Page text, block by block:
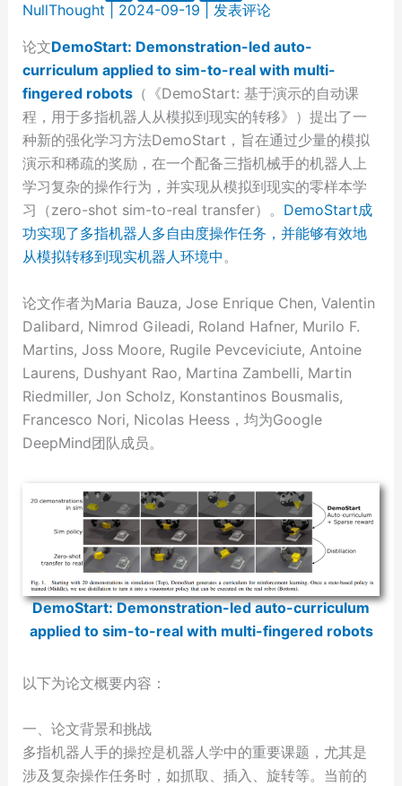
NullThought
2024-09-19 发表评论
论文DemoStart: Demonstration-led auto-
curriculum applied to sim-to-real with multi-
fingered robots（《DemoStart: 基于演示的自动课
程，用于多指机器人从模拟到现实的转移》）提出了一
种新的强化学习方法DemoStart，旨在通过少量的模拟
演示和稀疏的奖励，在一个配备三指机械手的机器人上
学习复杂的操作行为，并实现从模拟到现实的零样本学
习（zero-shot sim-to-real transfer）。 DemoStart成
功实现了多指机器人多自由度操作任务，并能够有效地
从模拟转移到现实机器人环境中。
论文作者为Maria Bauza, Jose Enrique Chen, Valentin
Dalibard, Nimrod Gileadi, Roland Hafner, Murilo F.
Martins, Joss Moore, Rugile Pevceviciute, Antoine
Laurens, Dushyant Rao, Martina Zambelli, Martin
Riedmiller, Jon Scholz, Konstantinos Bousmalis,
Francesco Nori, Nicolas Heess，均为Google
DeepMind团队成员。
DemoStart: Demonstration-led auto-curriculum
applied to sim-to-real with multi-fingered robots
以下为论文概要内容：
一、论文背景和挑战
多指机器人手的操控是机器人学中的重要课题，尤其是
涉及复杂操作任务时，如抓取、插入、旋转等。当前的